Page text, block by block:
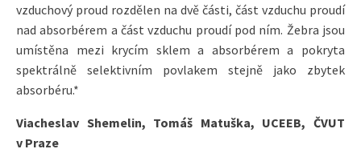
vzduchový proud rozdělen na dvě části, část vzduchu proudí
nad absorbérem a část vzduchu proudí pod ním. Žebra jsou
umístěna mezi krycím sklem a absorbérem a pokryta
spektrálně selektivním povlakem stejně jako zbytek
absorbéru.*
Viacheslav Shemelin, Tomáš Matuška, UCEEB, ČVUT
v Praze